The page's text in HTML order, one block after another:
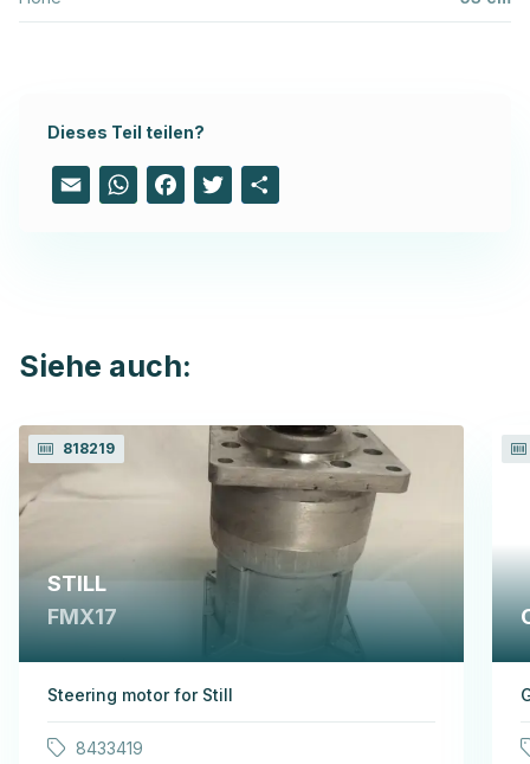
Dieses Teil teilen?
Email WhatsAppFacebook
Twitter
Siehe auch:
818219
STILL
FMX17
Steering motor for Still
8433419